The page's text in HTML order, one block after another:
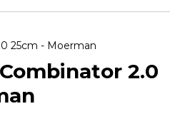
25cm - Moerman
2.0